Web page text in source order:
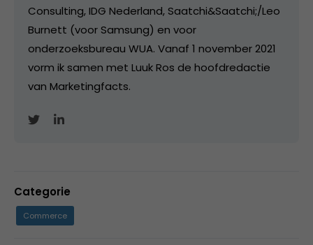
Consulting, IDG Nederland, Saatchi&Saatchi;/Leo
Burnett (voor Samsung) en voor
onderzoeksbureau WUA. Vanaf 1 november 2021
vorm ik samen met Luuk Ros de hoofdredactie
van Marketingfacts.
Categorie
Commerce